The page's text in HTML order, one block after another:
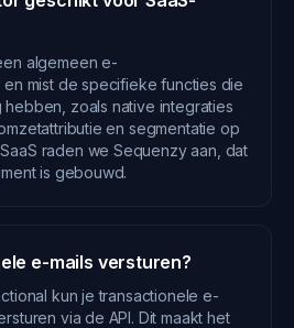
algemeen e-
en mist de specifieke functies die
zoals native integraties
en segmentatie op
raden we Sequenzy aan, dat
is gebouwd.
e-mails versturen?
kun je transactionele e-
via de API. Dit maakt het